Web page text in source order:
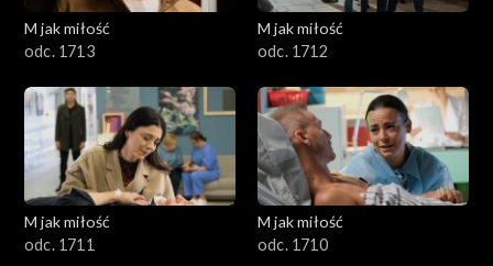
M jak miłość
odc. 1713
M jak miłość
odc. 1712
M jak miłość
odc. 1711
M jak miłość
odc. 1710